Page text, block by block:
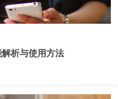
析与使用方法